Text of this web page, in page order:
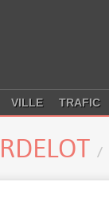
VILLE TRAFIC